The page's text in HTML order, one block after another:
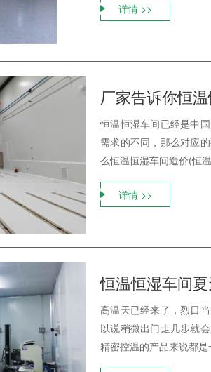
详情 >>
厂家告诉你恒
恒温恒湿车间已经是中
需求的不同，那么对应
么恒温恒湿车间造价(恒
详情 >>
恒温恒湿车间
高温天已经来了，烈日
以说稍微出门走几步就
精密控温的产品来说都是